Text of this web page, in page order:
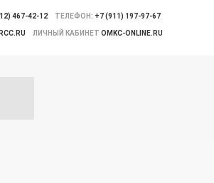
467-42-12 ТЕЛЕФОН: +7 (911) 197-97-67
ЛИЧНЫЙ КАБИНЕТ OMKC-ONLINE.RU